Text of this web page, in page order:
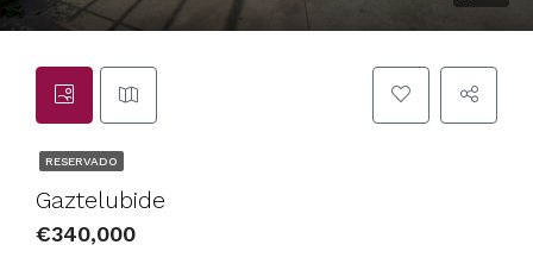
RESERVADO
Gaztelubide
€340,000